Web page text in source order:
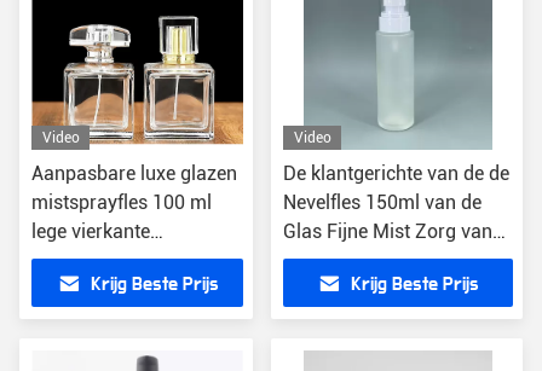
Video
Aanpasbare luxe glazen
mistsprayfles 100 ml
lege vierkante
parfumfles
Krijg Beste Prijs
Video
De klantgerichte van de de
Nevelfles 150ml van de
Glas Fijne Mist Zorg van
de het Parfumhuid
Krijg Beste Prijs